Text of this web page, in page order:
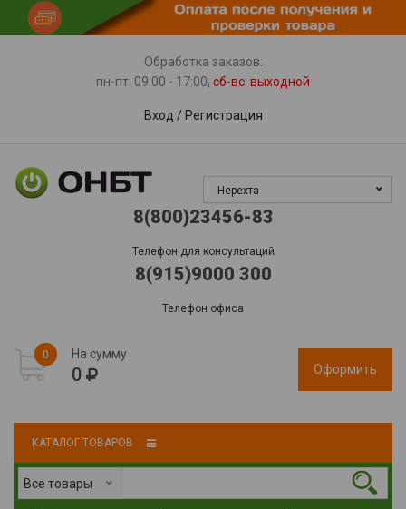
Пункты выдачи Доставка Гарантия, сервис
Обработка заказов:
пн-пт: 09:00 - 17:00, сб-вс: выходной
Вход / Регистрация
Нерехта
8(800)23456-83
Телефон для консультаций
8(915)9000 300
Телефон офиса
0 На сумму
0 Оформить
КАТАЛОГ ТОВАРОВ
Все товары